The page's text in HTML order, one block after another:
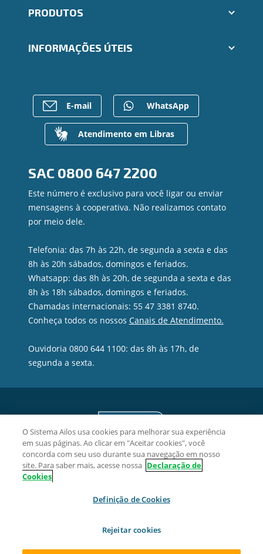
Indique um amigo
Segunda via e atualização de boletos
Trabalhe Conosco
Bens à venda
Mapa do site
Gerenciar Cookies
PRODUTOS
Consórcios
Previdência
Para empresas
INFORMAÇÕES ÚTEIS
Caixa Eletrônico
Regularização de dívidas
Valores a Receber
Contato
Ouvidoria
E-mail WhatsApp
Atendimento em Libras
SAC 0800 647 2200
Este número é exclusivo para você ligar ou enviar
mensagens à cooperativa. Não realizamos contato
por meio dele.
Telefonia: das 7h às 22h, de segunda a sexta e das
8h às 20h sábados, domingos e feriados.
Whatsapp: das 8h às 20h, de segunda a sexta e das
8h às 18h sábados, domingos e feriados.
Chamadas internacionais: 55 47 3381 8740.
Conheça todos os nossos Canais de Atendimento.
Ouvidoria 0800 644 1100: das 8h às 17h, de
segunda a sexta.
2026 Sistema Ailos. Todos os direitos reservados.
O Sistema Ailos usa cookies para melhorar sua experiência
em suas páginas. Ao clicar em "Aceitar cookies", você
concorda com seu uso durante sua navegação em nosso
site. Para saber mais, acesse nossa Declaração de
Cookies
Definição de Cookies
Rejeitar cookies